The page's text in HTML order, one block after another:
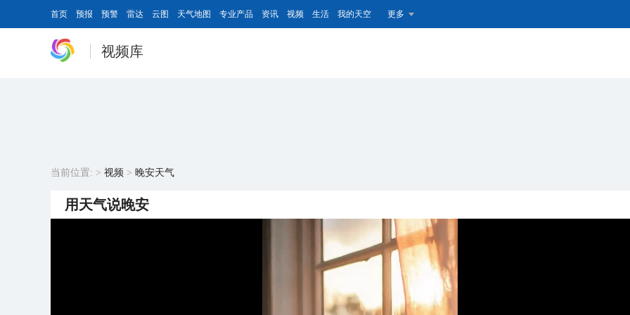
首页 预报 预警 雷达 云图 天气地图 专业产品 资讯 视频 生活 我的天空 更多
视频库
当前位置: > 视频 > 晚安天气
用天气说晚安